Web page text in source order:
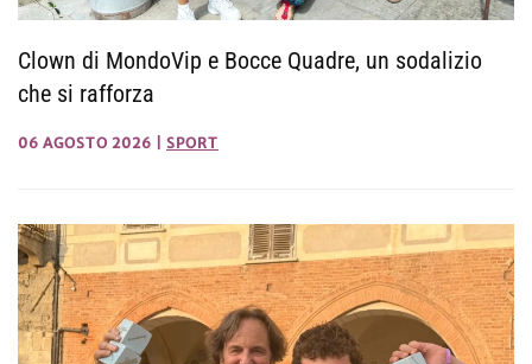
Clown di MondoVip e Bocce Quadre, un sodalizio
che si rafforza
06 AGOSTO 2026 SPORT